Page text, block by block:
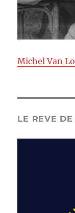
Michel Van
LE REVE